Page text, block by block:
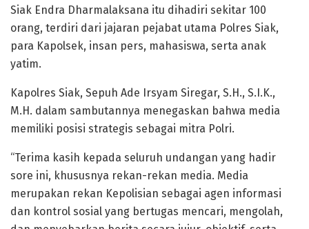
Siak Endra Dharmalaksana itu dihadiri sekitar 100
orang, terdiri dari jajaran pejabat utama Polres Siak,
para Kapolsek, insan pers, mahasiswa, serta anak
yatim.
Kapolres Siak, Sepuh Ade Irsyam Siregar, S.H., S.I.K.,
M.H. dalam sambutannya menegaskan bahwa media
memiliki posisi strategis sebagai mitra Polri.
“Terima kasih kepada seluruh undangan yang hadir
sore ini, khususnya rekan-rekan media. Media
merupakan rekan Kepolisian sebagai agen informasi
dan kontrol sosial yang bertugas mencari, mengolah,